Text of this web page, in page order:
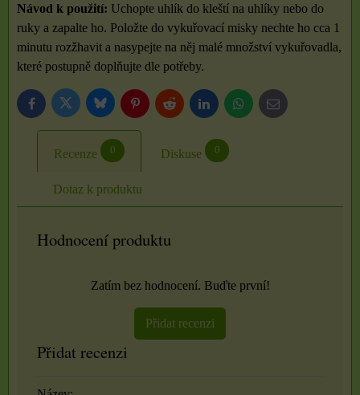
Návod k použití: Uchopte uhlík do kleští na uhlíky nebo do
ruky a zapalte ho. Položte do vykuřovací misky nechte ho cca 1
minutu rozžhavit a nasypejte na něj malé množství vykuřovadla,
které postupně doplňujte dle potřeby.
FacebookTwitter BlueskyPinterestReddit LinkedInWhatsApp
E-
mail
Recenze 0 Diskuse 0
Dotaz k produktu
Hodnocení produktu
Zatím bez hodnocení. Buďte první!
Přidat recenzi
Přidat recenzi